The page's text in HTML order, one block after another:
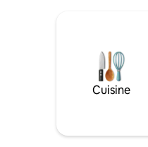
Cuisine